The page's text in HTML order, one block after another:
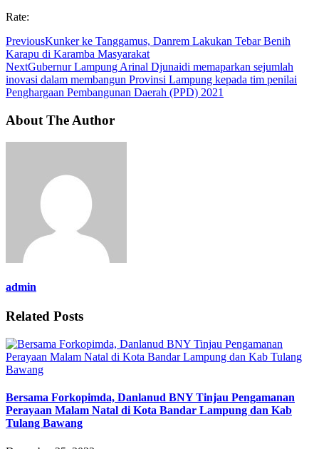
Rate:
PreviousKunker ke Tanggamus, Danrem Lakukan Tebar Benih
Karapu di Karamba Masyarakat
NextGubernur Lampung Arinal Djunaidi memaparkan sejumlah
inovasi dalam membangun Provinsi Lampung kepada tim penilai
Penghargaan Pembangunan Daerah (PPD) 2021
About The Author
admin
Related Posts
Bersama Forkopimda, Danlanud BNY Tinjau Pengamanan
Perayaan Malam Natal di Kota Bandar Lampung dan Kab
Tulang Bawang